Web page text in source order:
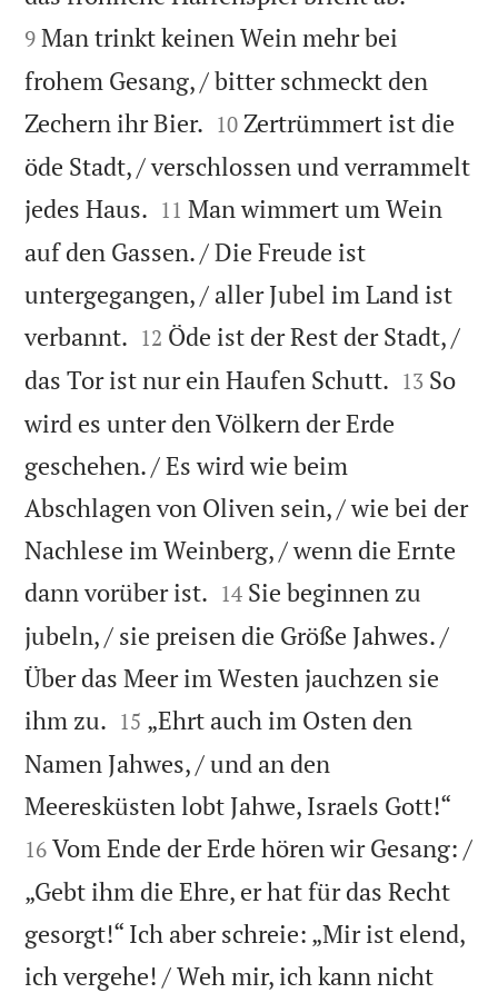
9 Man trinkt keinen Wein mehr bei
frohem Gesang, / bitter schmeckt den
Zechern ihr Bier. 

10 Zertrümmert ist die
öde Stadt, / verschlossen und verrammelt
jedes Haus. 

11 Man wimmert um Wein
auf den Gassen. / Die Freude ist
untergegangen, / aller Jubel im Land ist
verbannt. 

12 Öde ist der Rest der Stadt, /
das Tor ist nur ein Haufen Schutt. 

13 So
wird es unter den Völkern der Erde
geschehen. / Es wird wie beim
Abschlagen von Oliven sein, / wie bei der
Nachlese im Weinberg, / wenn die Ernte
dann vorüber ist. 

14 Sie beginnen zu
jubeln, / sie preisen die Größe Jahwes. /
Über das Meer im Westen jauchzen sie
ihm zu. 

15 „Ehrt auch im Osten den
Namen Jahwes, / und an den
Meeresküsten lobt Jahwe, Israels Gott!“
16 Vom Ende der Erde hören wir Gesang: /
„Gebt ihm die Ehre, er hat für das Recht
gesorgt!“ Ich aber schreie: „Mir ist elend,
ich vergehe! / Weh mir, ich kann nicht